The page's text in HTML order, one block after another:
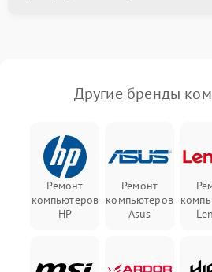
Другие бренды
Ремонт
компьютеров
HP
Ремонт
компьютеров
Asus